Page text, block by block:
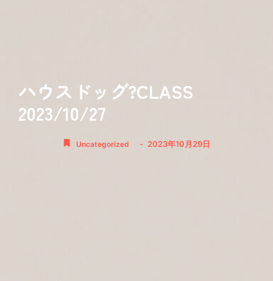
ハウスドッグ?CLASS
2023/10/27
Uncategorized - 2023年10月29日